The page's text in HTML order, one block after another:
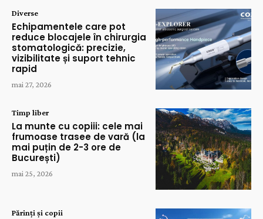
Diverse
Echipamentele care pot
reduce blocajele în chirurgia
stomatologică: precizie,
vizibilitate și suport tehnic
rapid
mai 27, 2026
Timp liber
La munte cu copiii: cele mai
frumoase trasee de vară (la
mai puțin de 2-3 ore de
București)
mai 25, 2026
Părinți și copii